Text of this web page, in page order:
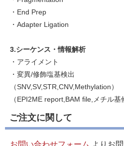
・End Prep
・Adapter Ligation
3.シーケンス・情報解析
・アライメント
・変異/修飾塩基検出
（SNV,SV,STR,CNV,Methylation）
（EPI2ME report,BAM file,メチル基
ご注文に関して
お問い合わせフォーム よりお